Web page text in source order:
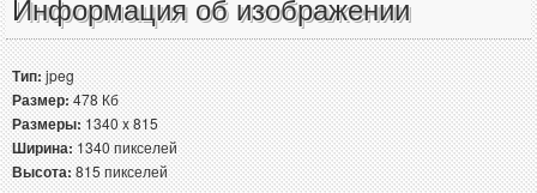
Информация об изображении
Тип:jpeg
Размер:478 Кб
Размеры:1340 x 815
Ширина:1340 пикселей
Высота:815 пикселей